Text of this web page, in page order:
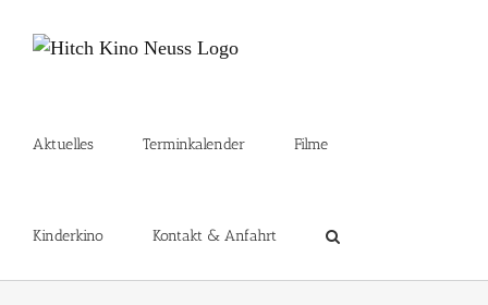
Inhalt
Aktuelles Terminkalender Filme
Kinderkino Kontakt & Anfahrt